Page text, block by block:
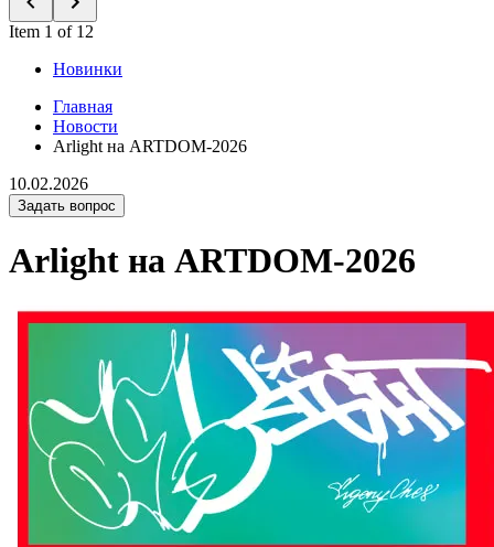
Item 1 of 12
Новинки
Главная
Новости
Arlight на ARTDOM-2026
10.02.2026
Задать вопрос
Arlight на ARTDOM-2026